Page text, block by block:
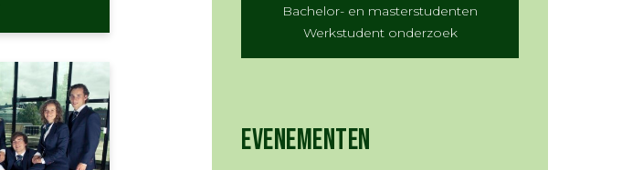
Bachelor- en masterstudenten
Werkstudent onderzoek
EVENEMENTEN